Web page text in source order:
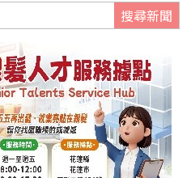
搜尋新聞